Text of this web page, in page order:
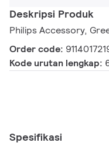
Deskripsi Produk
Philips Accessory,
Order code:
Kode urutan lengkap:
Spesifikasi